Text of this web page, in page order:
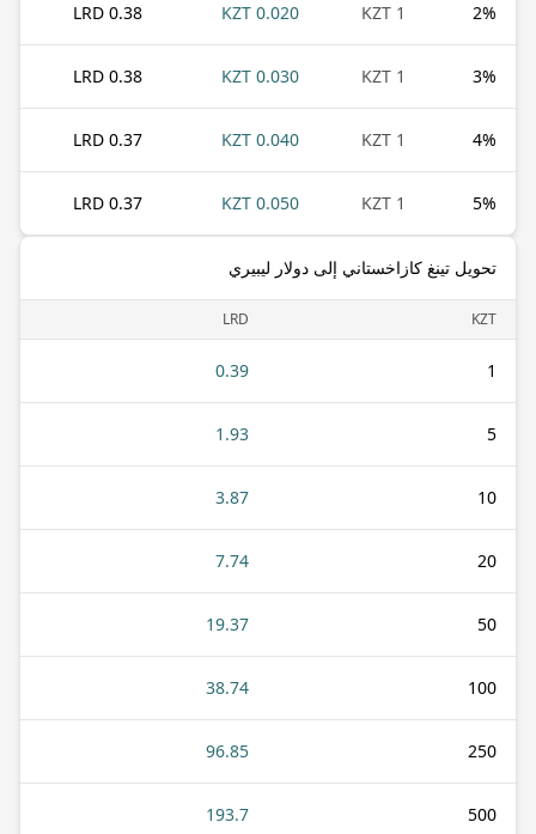
2%
1 KZT
0.020 KZT
0.38 LRD
3%
1 KZT
0.030 KZT
0.38 LRD
4%
1 KZT
0.040 KZT
0.37 LRD
5%
1 KZT
0.050 KZT
0.37 LRD
تحويل تينغ كازاخستاني إلى دولار ليبيري
KZT
LRD
1
0.39
5
1.93
10
3.87
20
7.74
50
19.37
100
38.74
250
96.85
500
193.7